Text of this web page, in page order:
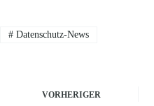
#Datenschutz-News
VORHERIGER